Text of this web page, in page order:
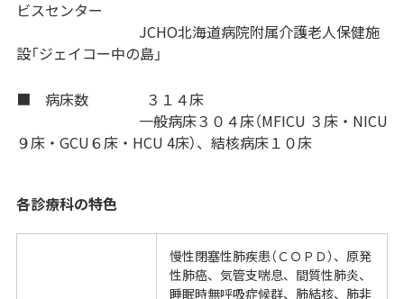
ビスセンター
JCHO北海道病院附属介護老人保健施
設「ジェイコー中の島」
■ 病床数 ３１４床
一般病床３０４床（MFICU ３床・NICU
９床・GCU６床・HCU 4床）、結核病床１０床
各診療科の特色
慢性閉塞性肺疾患（ＣＯＰＤ）、原発
性肺癌、気管支喘息、間質性肺炎、
睡眠時無呼吸症候群、肺結核、肺非